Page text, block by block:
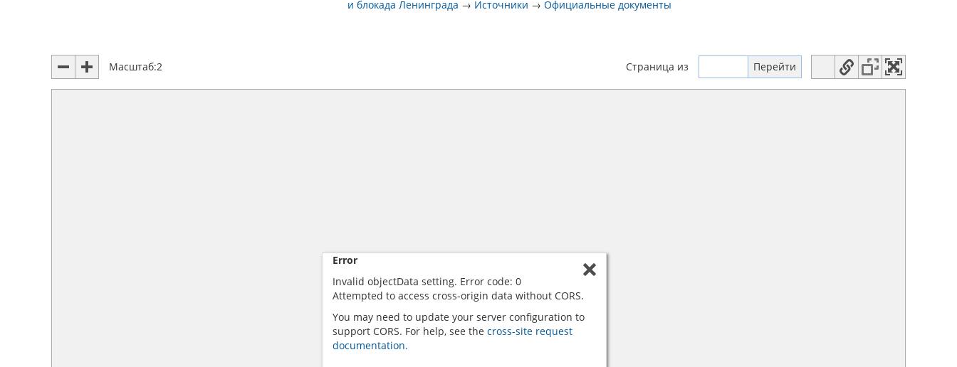
и блокада Ленинграда → Источники →Официальные документы
Масштаб:2 Страница из
Error
Invalid objectData setting. Error code: 0
Attempted to access cross-origin data without CORS.
You may need to update your server configuration to
support CORS. For help, see the cross-site request
documentation.